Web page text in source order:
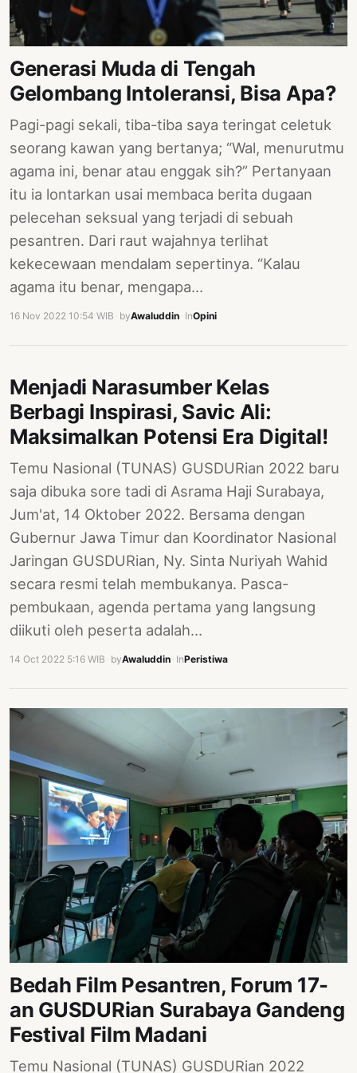
Generasi Muda di Tengah
Gelombang Intoleransi, Bisa Apa?
Pagi-pagi sekali, tiba-tiba saya teringat celetuk
seorang kawan yang bertanya; “Wal, menurutmu
agama ini, benar atau enggak sih?” Pertanyaan
itu ia lontarkan usai membaca berita dugaan
pelecehan seksual yang terjadi di sebuah
pesantren. Dari raut wajahnya terlihat
kekecewaan mendalam sepertinya. “Kalau
agama itu benar, mengapa…
16 Nov 2022 10:54 WIB byAwaluddin InOpini
Menjadi Narasumber Kelas
Berbagi Inspirasi, Savic Ali:
Maksimalkan Potensi Era Digital!
Temu Nasional (TUNAS) GUSDURian 2022 baru
saja dibuka sore tadi di Asrama Haji Surabaya,
Jum'at, 14 Oktober 2022. Bersama dengan
Gubernur Jawa Timur dan Koordinator Nasional
Jaringan GUSDURian, Ny. Sinta Nuriyah Wahid
secara resmi telah membukanya. Pasca-
pembukaan, agenda pertama yang langsung
diikuti oleh peserta adalah…
14 Oct 2022 5:16 WIB byAwaluddin InPeristiwa
Bedah Film Pesantren, Forum 17-
an GUSDURian Surabaya Gandeng
Festival Film Madani
Temu Nasional (TUNAS) GUSDURian 2022